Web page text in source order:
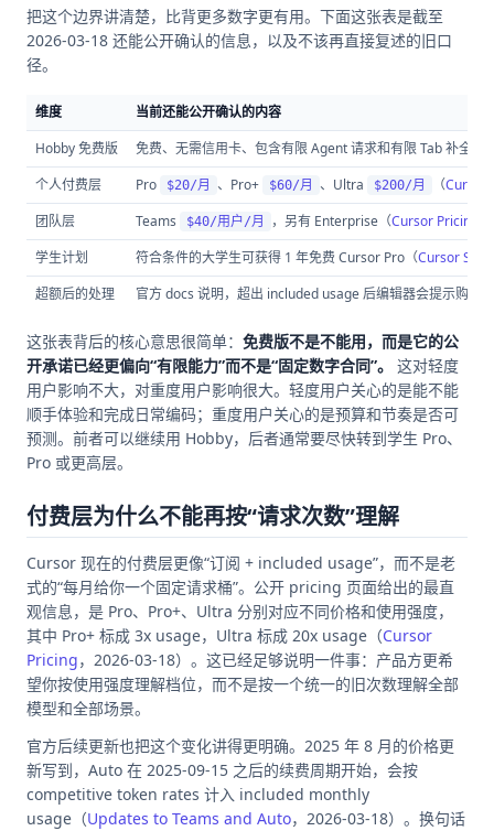
把这个边界讲清楚，比背更多数字更有用。下面这张表是截至
2026-03-18 还能公开确认的信息，以及不该再直接复述的旧口
径。
维度
当前还能公开确认的内容
Hobby 免费版
免费、无需信用卡、包含有限 Agent 请求和有限 Tab 补全（
个人付费层
Pro $20/月 、Pro+ $60/月 、Ultra $200/月 （Cursor
团队层
Teams $40/用户/月 ，另有 Enterprise（Cursor Pricing
学生计划
符合条件的大学生可获得 1 年免费 Cursor Pro（Cursor
超额后的处理
官方 docs 说明，超出 included usage 后编辑器会提示购买
这张表背后的核心意思很简单： 免费版不是不能用，而是它的公
开承诺已经更偏向“有限能力”而不是“固定数字合同”。
这对轻度
用户影响不大，对重度用户影响很大。轻度用户关心的是能不能
顺手体验和完成日常编码；重度用户关心的是预算和节奏是否可
预测。前者可以继续用 Hobby，后者通常要尽快转到学生 Pro、
Pro 或更高层。
付费层为什么不能再按“请求次数”理解
Cursor 现在的付费层更像“订阅 + included usage”，而不是老
式的“每月给你一个固定请求桶”。公开 pricing 页面给出的最直
观信息，是 Pro、Pro+、Ultra 分别对应不同价格和使用强度，
其中 Pro+ 标成 3x usage，Ultra 标成 20x usage（Cursor
Pricing，2026-03-18）。这已经足够说明一件事：产品方更希
望你按使用强度理解档位，而不是按一个统一的旧次数理解全部
模型和全部场景。
官方后续更新也把这个变化讲得更明确。2025 年 8 月的价格更
新写到，Auto 在 2025-09-15 之后的续费周期开始，会按
competitive token rates 计入 included monthly
usage（Updates to Teams and Auto，2026-03-18）。换句话